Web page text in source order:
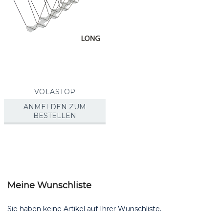
VOLASTOP
ANMELDEN ZUM
BESTELLEN
Meine Wunschliste
Sie haben keine Artikel auf Ihrer Wunschliste.